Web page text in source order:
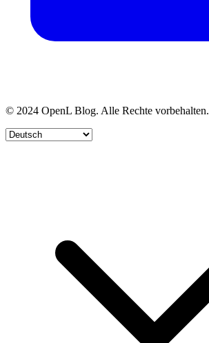
© 2024 OpenL Blog. Alle Rechte vorbehalten.